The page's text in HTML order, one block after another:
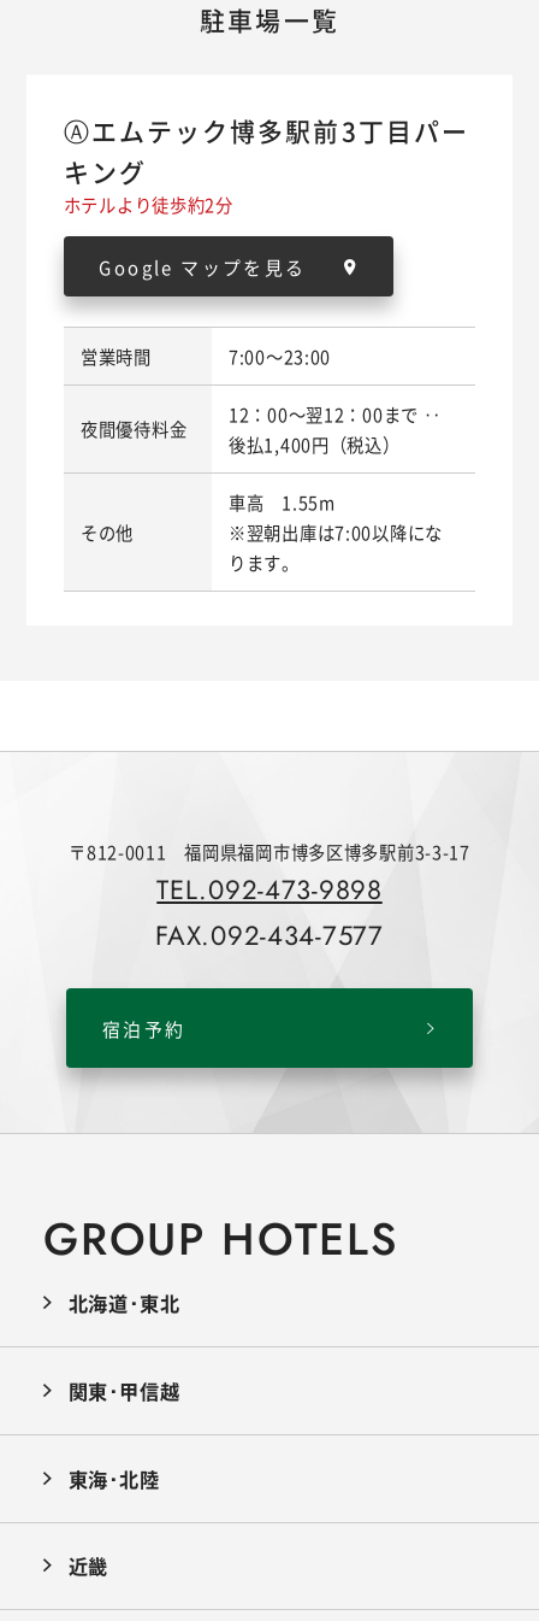
駐車場一覧
Ⓐエムテック博多駅前3丁目パー
キング
ホテルより徒歩約2分
Google マップを見る
営業時間 7:00～23:00
夜間優待料金
12：00～翌12：00まで ‥
後払1,400円（税込）
その他
車高 1.55m
※翌朝出庫は7:00以降にな
ります。
〒812-0011 福岡県福岡市博多区博多駅前3-3-17
TEL.092-473-9898
FAX.092-434-7577
宿泊予約
GROUP HOTELS
北海道･東北
関東･甲信越
東海･北陸
近畿